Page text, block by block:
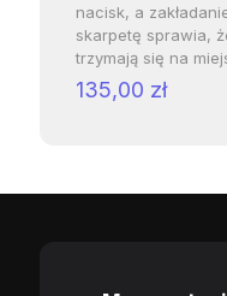
nacisk, a
skarpetę sprawia,
trzymają się na
135,00 zł